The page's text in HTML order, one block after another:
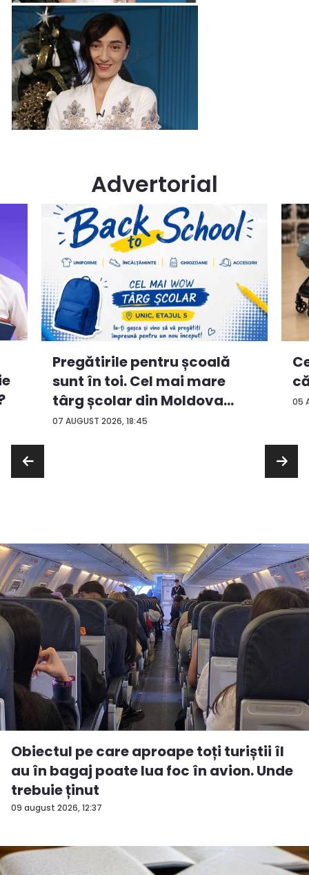
Advertorial
07 AUGUST 2026, 18:45
Pregătirile pentru școală
sunt în toi. Cel mai mare
târg școlar din Moldova
con...
05
09 august 2026, 12:37
Obiectul pe care aproape toți turiștii îl
au în bagaj poate lua foc în avion. Unde
trebuie ținut